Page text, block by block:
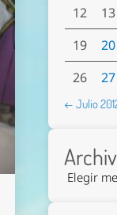
12
13
19
20
26
27
← Julio